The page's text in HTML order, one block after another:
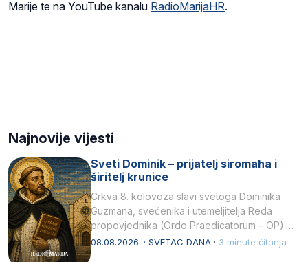
Marije te na YouTube kanalu RadioMarijaHR.
Najnovije vijesti
Sveti Dominik – prijatelj siromaha i
širitelj krunice
Crkva 8. kolovoza slavi svetoga Dominika
Guzmana, svećenika i utemeljitelja Reda
propovjednika (Ordo Praedicatorum – OP).
Svojim životom, dubokom ljubavlju prema
08.08.2026. · SVETAC DANA · 3 minute čitanja